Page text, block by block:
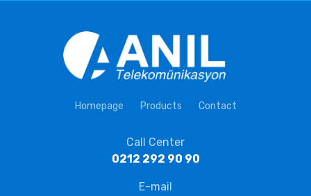
Homepage Products Contact
Call Center
0212 292 90 90
E-mail